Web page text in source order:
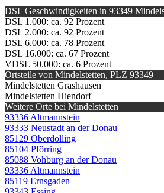
DSL Geschwindigkeiten in 93349
DSL 1.000: ca. 92 Prozent
DSL 2.000: ca. 92 Prozent
DSL 6.000: ca. 78 Prozent
DSL 16.000: ca. 67 Prozent
VDSL 50.000: ca. 6 Prozent
Ortsteile von Mindelstetten, PLZ 93349
Mindelstetten Grashausen
Mindelstetten Hiendorf
Weitere Orte bei Mindelstetten
93336 Altmannstein
93333 Neustadt an der Donau
85129 Oberdolling
85104 Pförring
85088 Vohburg an der Donau
93336 Altmannstein
85119 Ernsgaden